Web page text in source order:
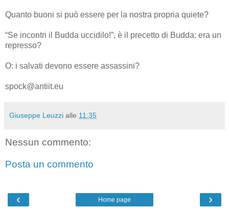
Quanto buoni si può essere per la nostra propria quiete?
“Se incontri il Budda uccidilo!”, è il precetto di Budda: era un
represso?
O: i salvati devono essere assassini?
spock@antiit.eu
Giuseppe Leuzzi alle 11:35
Nessun commento:
Posta un commento
‹ ›
Home page